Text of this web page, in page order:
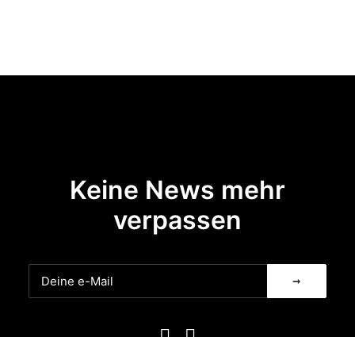
Keine News mehr
verpassen